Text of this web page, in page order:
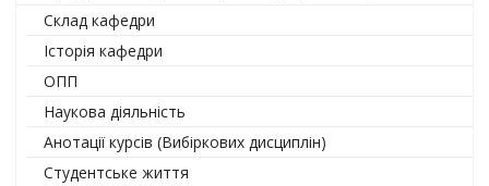
Склад кафедри
Історія кафедри
ОПП
Наукова діяльність
Анотації курсів (Вибіркових дисциплін)
Студентське життя